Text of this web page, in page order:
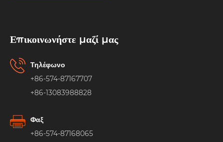
Επικοινωνήστε μαζί μας
Τηλέφωνο
+86-574-87167707
+86-13083988828
Φαξ
+86-574-87168065